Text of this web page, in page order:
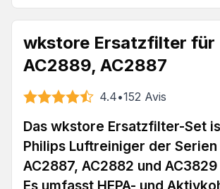
wkstore Ersatzfilter für
AC2889, AC2887
4.4•152 Avis
Das wkstore Ersatzfilter-Set
Philips Luftreiniger der Serien
AC2887, AC2882 und
Es umfasst HEPA- und